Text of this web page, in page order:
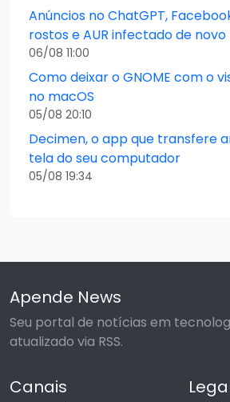
Anúncios no ChatGPT,
rostos e AUR infectado de novo
06/08 11:00
Como deixar o GNOME com o
no macOS
05/08 20:10
Decimen, o app que transfere
tela do seu computador
05/08 19:34
Apende News
Seu portal de notícias em
atualizado via RSS.
Canais